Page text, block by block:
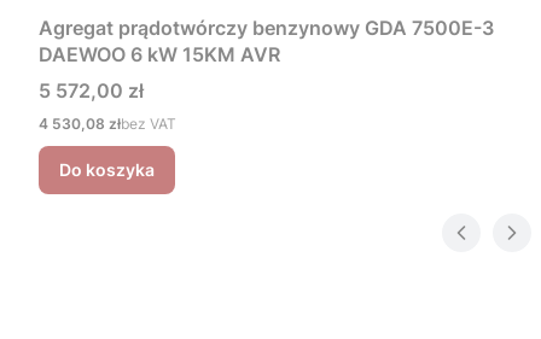
Agregat prądotwórczy benzynowy GDA 7500E-3
DAEWOO 6 kW 15KM AVR
Cena
5 572,00 zł
Cena
4 530,08 złbez VAT
Do koszyka